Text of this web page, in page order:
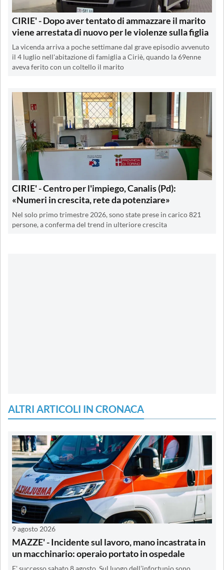
CIRIE' - Dopo aver tentato di ammazzare il marito
viene arrestata di nuovo per le violenze sulla figlia
La vicenda arriva a poche settimane dal grave episodio avvenuto
il 4 luglio nell'abitazione di famiglia a Ciriè, quando la 69enne
aveva ferito con un coltello il marito
CIRIE' - Centro per l'impiego, Canalis (Pd):
«Numeri in crescita, rete da potenziare»
Nel solo primo trimestre 2026, sono state prese in carico 821
persone, a conferma del trend in ulteriore crescita
ALTRI ARTICOLI IN CRONACA
9 agosto 2026
MAZZE' - Incidente sul lavoro, mano incastrata in
un macchinario: operaio portato in ospedale
E' successo sabato 8 agosto. Sul luogo dell’infortunio sono